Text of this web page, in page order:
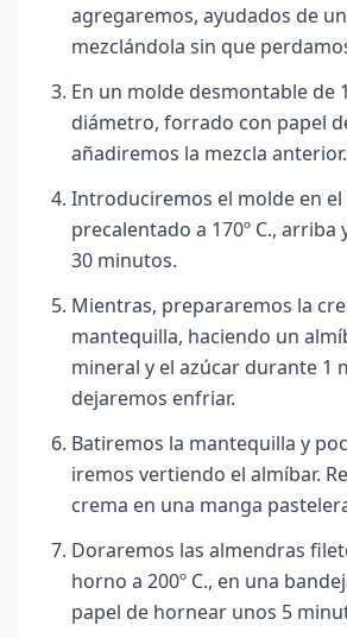
agregaremos, ayudados de
mezclándola sin que
En un molde desmontable de
diámetro, forrado con papel
añadiremos la mezcla anterior.
Introduciremos el molde en
precalentado a 170º C., arriba
30 minutos.
Mientras, prepararemos la
mantequilla, haciendo un
mineral y el azúcar durante 1
dejaremos enfriar.
Batiremos la mantequilla y
iremos vertiendo el almíbar.
crema en una manga
Doraremos las almendras
horno a 200º C., en una
papel de hornear unos 5